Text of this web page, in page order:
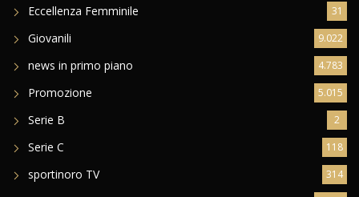
Eccellenza Femminile 31
Giovanili 9.022
news in primo piano 4.783
Promozione 5.015
Serie B 2
Serie C 118
sportinoro TV 314